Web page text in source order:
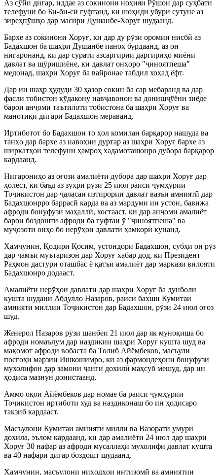
Аз сӯйи дигар, иддае аз сокинони ноҳияи Рӯшон дар суҳбати
телефунӣ бо Би-би-сӣ гуфтанд, ки шоҳиди убури сутуне аз
зиреҳпӯшҳо дар масири Душанбе-Хоруғ шудаанд.
Бархе аз сокинони Хоруғ, ки дар ду рӯзи оромии нисбӣ аз
Бадахшон ба шаҳри Душанбе паноҳ бурдаанд, аз он
нигаронанд, ки дар сурати азсаргирии даргириҳо миёни
давлат ва шӯришиёне, ки давлат онҳоро "ҷиноятпеша"
медонад, шаҳри Хоруғ ба вайронае табдил хоҳад ёфт.
Дар ин шаҳр ҳудуди 30 ҳазор сокин ба сар мебаранд ва дар
фасли тобистон кӯдакону навҷавонон ва донишҷӯёни зиёде
барои анҷоми таътилоти тобистона ба шаҳри Хоруғ ва
манотиқи дигари Бадахшон мераванд.
Иртиботот бо Бадахшон то ҳол комилан барқарор нашуда ва
танҳо дар бархе аз навоҳии дуртар аз шаҳри Хоруғ бархе аз
ширкатҳои телефуни ҳамроҳ хадамоташонро дубора барқарор
кардаанд.
Нигарониҳо аз оғози амалиёти дубора дар шаҳри Хоруғ дар
ҳолест, ки баъд аз зуҳри рӯзи 25 июл раиси ҷумҳурии
Тоҷикистон дар ҷаласаи изтирории давлат вазъи амниятӣ дар
Бадахшонрро баррасӣ карда ва аз мардуми ин устон, бавижа
афроди бонуфузи маҳаллӣ, хостааст, ки дар анҷоми амалиёт
барои боздошти афроди ба гуфтаи ӯ "ҷиноятпеша" ва
муҷозоти онҳо бо нерӯҳои давлатӣ ҳамкорӣ кунанд.
Ҳамчунин, Қодири Қосим, устондори Бадахшон, субҳи он рӯз
дар ҷамъи муътаризон дар Хоруғ хабар дод, ки Президент
Раҳмон дастури оташбас ё қатъи амалиёт дар маркази вилояти
Бадахшонро додааст.
Амалиёти нерӯҳои давлатӣ дар шаҳри Хоруғ ба дунболи
кушта шудани Абдулло Назаров, раиси бахши Кумитаи
амнияти миллии Тоҷикистон дар Бадахшон, рӯзи 24 июл оғоз
шуд.
Женерол Назаров рӯзи шанбеи 21 июл дар як муноқиша бо
афроди номаълум дар наздикии шаҳри Хоруғ кушта шуд ва
мақомот афроди вобаста ба Толиб Айёмбеков, масъули
посгоҳи марзии Ишкошимро, ки аз фармондеҳони бонуфузи
мухолифон дар замони ҷанги дохилӣ маҳсуб мешуд, дар ин
ҳодиса мазнун донистаанд.
Аммо оқои Айёмбеков дар номае ба раиси ҷумҳурии
Тоҷикистон иртиботи худ ва наздиконаш бо ин ҳодисаро
такзиб кардааст.
Масъулони Кумитаи амнияти миллӣ ва Вазорати умури
дохила, эълом кардаанд, ки дар амалиёти 24 июл дар шаҳри
Хоруғ 30 нафар аз афроди мусаллаҳи мухолифи давлат кушта
ва 40 нафари дигар боздошт шудаанд.
Ҳамчунин, масъулони ниҳодҳои интизомӣ ва амниятии